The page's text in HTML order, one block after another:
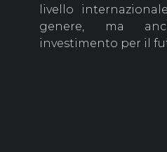
livello
genere, ma
investimento per il